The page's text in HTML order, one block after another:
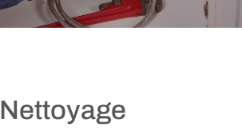
Nettoyage